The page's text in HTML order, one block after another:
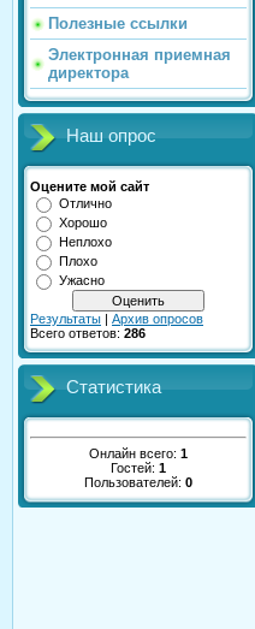
Полезные ссылки
Электронная приемная
директора
Наш опрос
Оцените мой сайт
Отлично
Хорошо
Неплохо
Плохо
Ужасно
Результаты | Архив опросов
Всего ответов: 286
Статистика
Онлайн всего: 1
Гостей: 1
Пользователей: 0